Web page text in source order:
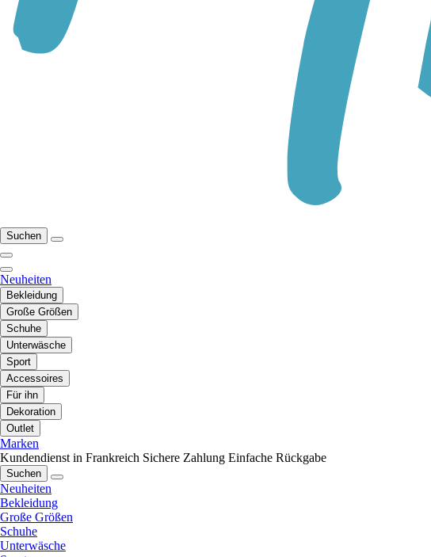
Suchen
Neuheiten
Bekleidung
Große Größen
Schuhe
Unterwäsche
Sport
Accessoires
Für ihn
Dekoration
Outlet
Marken
Kundendienst in Frankreich Sichere Zahlung Einfache Rückgabe
Suchen
Neuheiten
Bekleidung
Große Größen
Schuhe
Unterwäsche